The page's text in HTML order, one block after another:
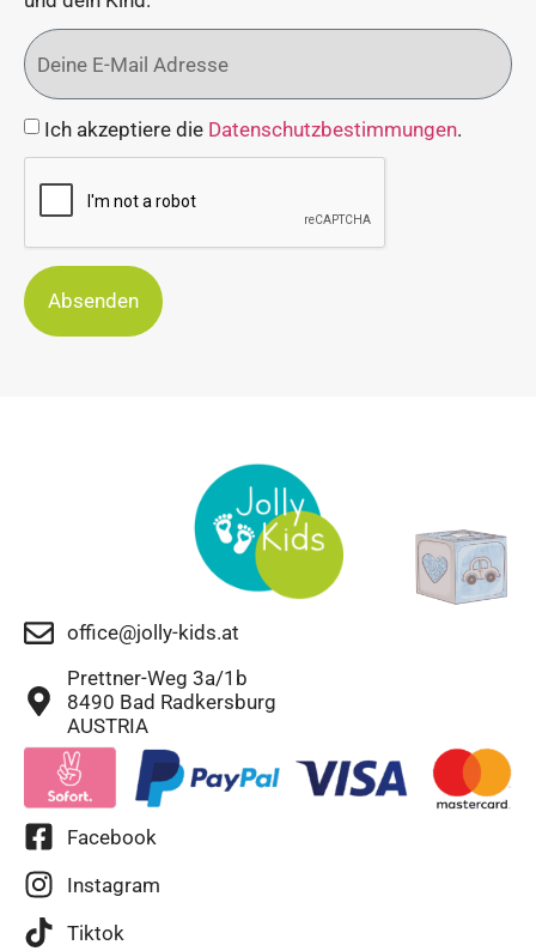
Ich akzeptiere die Datenschutzbestimmungen.
Absenden
office@jolly-kids.at
Prettner-Weg 3a/1b
8490 Bad Radkersburg
AUSTRIA
Facebook
Instagram
Tiktok